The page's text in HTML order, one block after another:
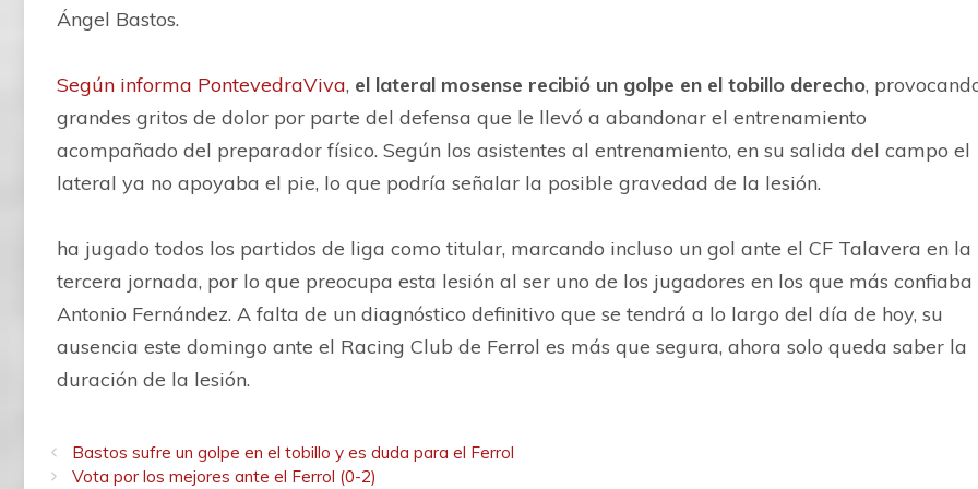
Ángel Bastos.
Según informa PontevedraViva, el lateral mosense recibió un golpe en el tobillo derecho,
grandes gritos de dolor por parte del defensa que le llevó a abandonar el entrenamiento
acompañado del preparador físico. Según los asistentes al entrenamiento, en su salida del campo el
lateral ya no apoyaba el pie, lo que podría señalar la posible gravedad de la lesión.
ha jugado todos los partidos de liga como titular, marcando incluso un gol ante el CF Talavera en la
tercera jornada, por lo que preocupa esta lesión al ser uno de los jugadores en los que más confiaba
Antonio Fernández. A falta de un diagnóstico definitivo que se tendrá a lo largo del día de hoy, su
ausencia este domingo ante el Racing Club de Ferrol es más que segura, ahora solo queda saber la
duración de la lesión.
Bastos sufre un golpe en el tobillo y es duda para el Ferrol
Vota por los mejores ante el Ferrol (0-2)